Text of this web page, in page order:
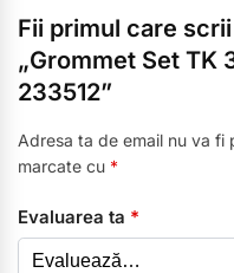
Fii primul care
„Grommet Set TK
233512”
Adresa ta de email nu va fi
marcate cu *
Evaluarea ta *